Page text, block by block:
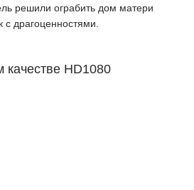
решили ограбить дом матери
драгоценностями.
HD1080